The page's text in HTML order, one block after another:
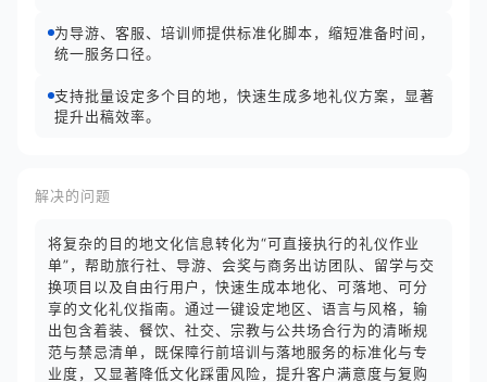
为导游、客服、培训师提供标准化脚本，缩短准备时间，
统一服务口径。
支持批量设定多个目的地，快速生成多地礼仪方案，显著
提升出稿效率。
解决的问题
将复杂的目的地文化信息转化为“可直接执行的礼仪作业
单”，帮助旅行社、导游、会奖与商务出访团队、留学与交
换项目以及自由行用户，快速生成本地化、可落地、可分
享的文化礼仪指南。通过一键设定地区、语言与风格，输
出包含着装、餐饮、社交、宗教与公共场合行为的清晰规
范与禁忌清单，既保障行前培训与落地服务的标准化与专
业度，又显著降低文化踩雷风险，提升客户满意度与复购